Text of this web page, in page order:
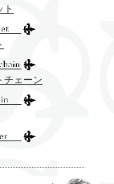
チェーン